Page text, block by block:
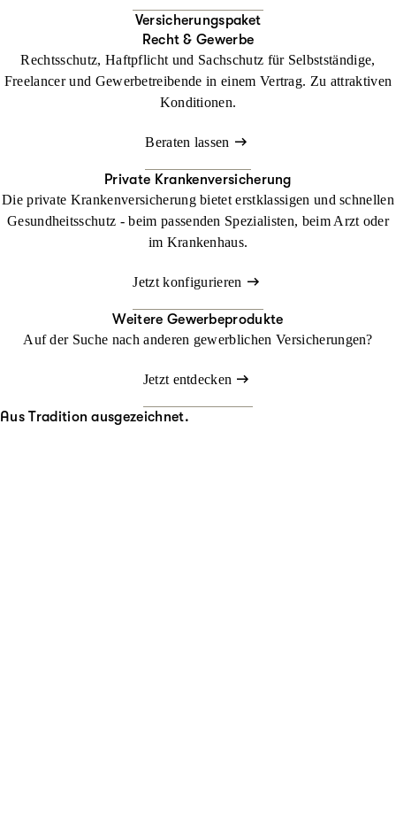
Versicherungspaket
Recht & Gewerbe
Rechtsschutz, Haftpflicht und Sachschutz für Selbstständige,
Freelancer und Gewerbetreibende in einem Vertrag. Zu attraktiven
Konditionen.
Beraten lassen
Private Krankenversicherung
Die private Krankenversicherung bietet erstklassigen und schnellen
Gesundheitsschutz - beim passenden Spezialisten, beim Arzt oder
im Krankenhaus.
Jetzt konfigurieren
Weitere Gewerbeprodukte
Auf der Suche nach anderen gewerblichen Versicherungen?
Jetzt entdecken
Aus Tradition ausgezeichnet.